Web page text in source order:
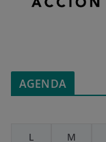
AGENDA
L
M